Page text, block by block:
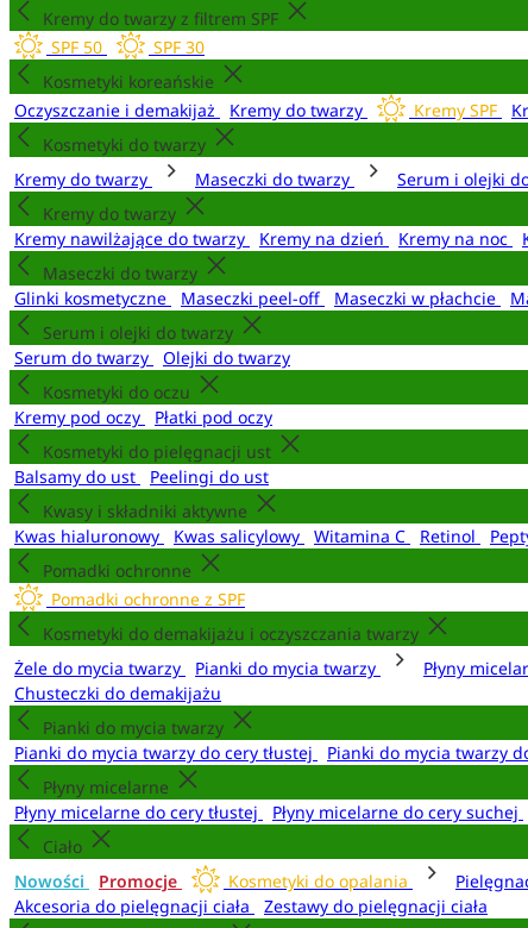
Kremy do twarzy z filtrem SPF
SPF 50
SPF 30
Kosmetyki koreańskie
Oczyszczanie i demakijaż
Kremy do twarzy Kremy SPF
Kosmetyki do twarzy
Kremy do twarzy
Maseczki do twarzy Serum i olejki
Kremy do twarzy
Kremy nawilżające do twarzy
Kremy na dzień Kremy na noc
Maseczki do twarzy
Glinki kosmetyczne
Maseczki peel-off Maseczki w płachcie
Serum i olejki do twarzy
Serum do twarzy
Olejki do twarzy
Kosmetyki do oczu
Kremy pod oczy
Płatki pod oczy
Kosmetyki do pielęgnacji ust
Balsamy do ust
Peelingi do ust
Kwasy i składniki aktywne
Kwas hialuronowy
Kwas salicylowy Witamina C Retinol
Pomadki ochronne
Pomadki ochronne z SPF
Kosmetyki do demakijażu i oczyszczania twarzy
Żele do mycia twarzy
Pianki do mycia twarzy Płyny
Chusteczki do demakijażu
Pianki do mycia twarzy
Pianki do mycia twarzy do cery tłustej
Pianki do mycia twarzy
Płyny micelarne
Płyny micelarne do cery tłustej
Płyny micelarne do cery suchej
Ciało
Nowości
Promocje Kosmetyki do opalania
Akcesoria do pielęgnacji ciała
Zestawy do pielęgnacji ciała